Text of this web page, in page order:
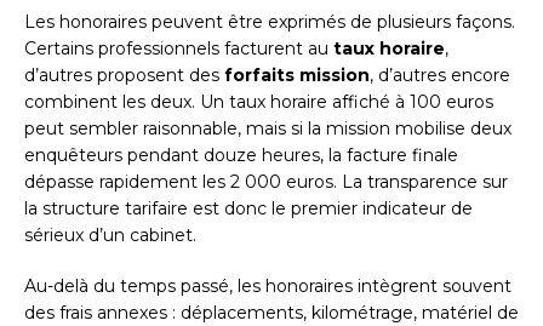
Les honoraires peuvent être exprimés de plusieurs façons.
Certains professionnels facturent au taux horaire,
d’autres proposent des forfaits mission, d’autres encore
combinent les deux. Un taux horaire affiché à 100 euros
peut sembler raisonnable, mais si la mission mobilise deux
enquêteurs pendant douze heures, la facture finale
dépasse rapidement les 2 000 euros. La transparence sur
la structure tarifaire est donc le premier indicateur de
sérieux d’un cabinet.
Au-delà du temps passé, les honoraires intègrent souvent
des frais annexes : déplacements, kilométrage, matériel de